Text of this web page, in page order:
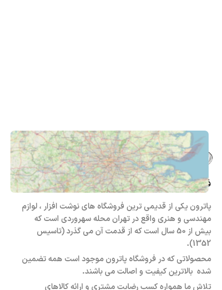
فروشگاه حضوری – اینترنتی پاترون
پاترون یکی از قدیمی ترین فروشگاه های نوشت افزار ، لوازم
مهندسی و هنری واقع در تهران محله سهروردی است که
بیش از 50 سال است که از قدمت آن می گذرد (تاسیس
1352).
محصولاتی که در فروشگاه پاترون موجود است همه تضمین
شده بالاترین کیفیت و اصالت می باشند.
تلاش ما همواره کسب رضایت مشتری و ارائه کالاهای